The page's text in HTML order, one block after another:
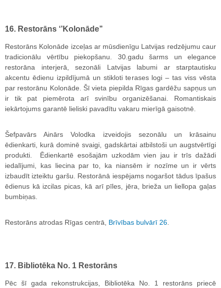
16. Restorāns ‘’Kolonāde’’
Restorāns Kolonāde izceļas ar mūsdienīgu Latvijas redzējumu caur
tradicionālu vērtību piekopšanu. 30.gadu šarms un elegance
restorāna interjerā, sezonāli Latvijas labumi ar starptautisku
akcentu ēdienu izpildījumā un stikloti terases logi – tas viss vēsta
par restorānu Kolonāde. Šī vieta piepilda Rīgas gardēžu sapņus un
ir tik pat piemērota arī svinību organizēšanai. Romantiskais
iekārtojums garantē lieliski pavadītu vakaru mierīgā gaisotnē.
Šefpavārs Ainārs Volodka izveidojis sezonālu un krāsainu
ēdienkarti, kurā dominē svaigi, gadskārtai atbilstoši un augstvērtīgi
produkti. Ēdienkartē esošajām uzkodām vien jau ir trīs dažādi
iedalījumi, kas liecina par to, ka niansēm ir nozīme un ir vērts
izbaudīt izteiktu garšu. Restorānā iespējams nogaršot tādus īpašus
ēdienus kā izcilas picas, kā arī pīles, jēra, brieža un liellopa gaļas
bumbiņas.
Restorāns atrodas Rīgas centrā, Brīvības bulvārī 26.
17. Bibliotēka No. 1 Restorāns
Pēc šī gada rekonstrukcijas, Bibliotēka No. 1 restorāns priecē